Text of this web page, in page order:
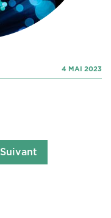
4 MAI 2023
Suivant